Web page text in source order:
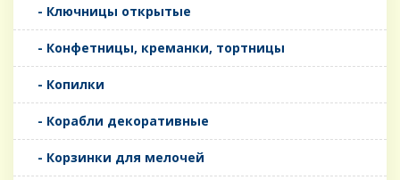
- Ключницы открытые
- Конфетницы, креманки, тортницы
- Копилки
- Корабли декоративные
- Корзинки для мелочей